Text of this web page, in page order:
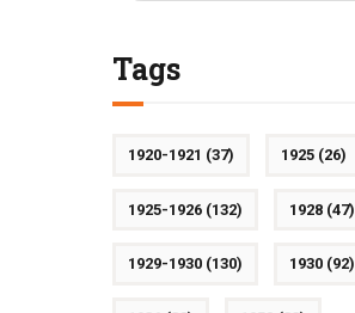
Tags
1920-1921 (37) 1925(26)
1925-1926(132) 1928(47)
1929-1930(130) 1930(92)